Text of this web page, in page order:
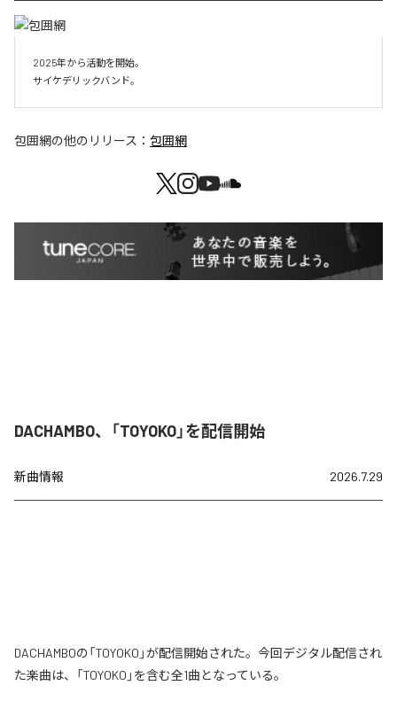
2025年から活動を開始。
サイケデリックバンド。
包囲網の他のリリース： 包囲網
DACHAMBO、「TOYOKO」を配信開始
新曲情報 2026.7.29
DACHAMBOの「TOYOKO」が配信開始された。今回デジタル配信され
た楽曲は、「TOYOKO」を含む全1曲となっている。